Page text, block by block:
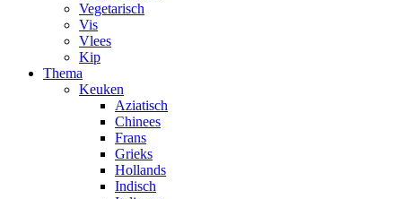
Vegetarisch
Vis
Vlees
Kip
Thema
Keuken
Aziatisch
Chinees
Frans
Grieks
Hollands
Indisch